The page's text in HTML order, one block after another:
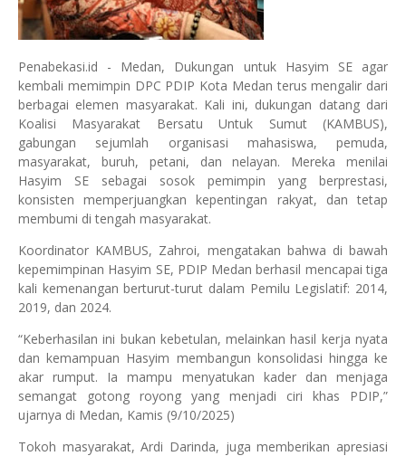
Penabekasi.id - Medan, Dukungan untuk Hasyim SE agar
kembali memimpin DPC PDIP Kota Medan terus mengalir dari
berbagai elemen masyarakat. Kali ini, dukungan datang dari
Koalisi Masyarakat Bersatu Untuk Sumut (KAMBUS),
gabungan sejumlah organisasi mahasiswa, pemuda,
masyarakat, buruh, petani, dan nelayan. Mereka menilai
Hasyim SE sebagai sosok pemimpin yang berprestasi,
konsisten memperjuangkan kepentingan rakyat, dan tetap
membumi di tengah masyarakat.
Koordinator KAMBUS, Zahroi, mengatakan bahwa di bawah
kepemimpinan Hasyim SE, PDIP Medan berhasil mencapai tiga
kali kemenangan berturut-turut dalam Pemilu Legislatif: 2014,
2019, dan 2024.
“Keberhasilan ini bukan kebetulan, melainkan hasil kerja nyata
dan kemampuan Hasyim membangun konsolidasi hingga ke
akar rumput. Ia mampu menyatukan kader dan menjaga
semangat gotong royong yang menjadi ciri khas PDIP,”
ujarnya di Medan, Kamis (9/10/2025)
Tokoh masyarakat, Ardi Darinda, juga memberikan apresiasi